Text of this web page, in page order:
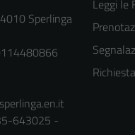
Sperlinga
643025 -
Leggi le